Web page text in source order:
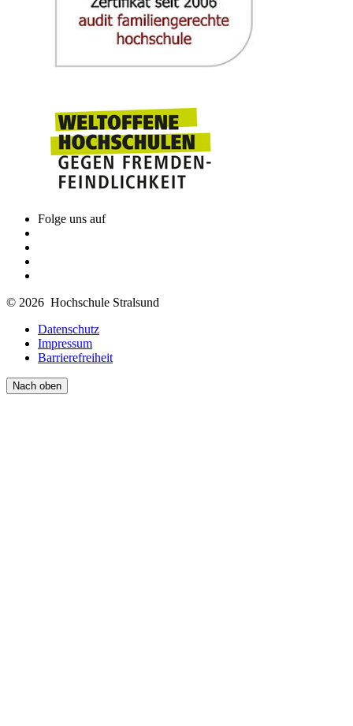
Folge uns auf
© 2026 Hochschule Stralsund
Datenschutz
Impressum
Barrierefreiheit
Nach oben